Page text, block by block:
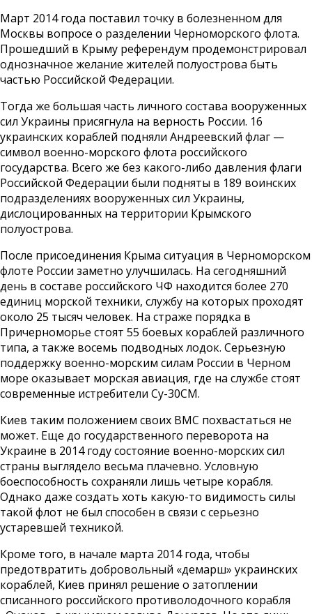
Март 2014 года поставил точку в болезненном для
Москвы вопросе о разделении Черноморского флота.
Прошедший в Крыму референдум продемонстрировал
однозначное желание жителей полуострова быть
частью Российской Федерации.
Тогда же большая часть личного состава вооруженных
сил Украины присягнула на верность России. 16
украинских кораблей подняли Андреевский флаг —
символ военно-морского флота российского
государства. Всего же без какого-либо давления флаги
Российской Федерации были подняты в 189 воинских
подразделениях вооруженных сил Украины,
дислоцированных на территории Крымского
полуострова.
После присоединения Крыма ситуация в Черноморском
флоте России заметно улучшилась. На сегодняшний
день в составе российского ЧФ находится более 270
единиц морской техники, службу на которых проходят
около 25 тысяч человек. На страже порядка в
Причерноморье стоят 55 боевых кораблей различного
типа, а также восемь подводных лодок. Серьезную
поддержку военно-морским силам России в Черном
море оказывает морская авиация, где на службе стоят
современные истребители Су-30СМ.
Киев таким положением своих ВМС похвастаться не
может. Еще до государственного переворота на
Украине в 2014 году состояние военно-морских сил
страны выглядело весьма плачевно. Условную
боеспособность сохраняли лишь четыре корабля.
Однако даже создать хоть какую-то видимость силы
такой флот не был способен в связи с серьезно
устаревшей техникой.
Кроме того, в начале марта 2014 года, чтобы
предотвратить добровольный «демарш» украинских
кораблей, Киев принял решение о затоплении
списанного российского противолодочного корабля